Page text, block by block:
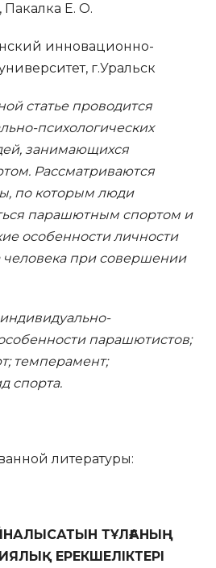
Пакалка Е. О.
инновационно-
г.Уральск
статье проводится
психологических
занимающихся
Рассматриваются
по которым люди
парашютным спортом и
особенности личности
человека при совершении
парашютистов;
темперамент;
спорта.
литературы:
ТҰЛҒАНЫҢ
ЕРЕКШЕЛІКТЕРІ